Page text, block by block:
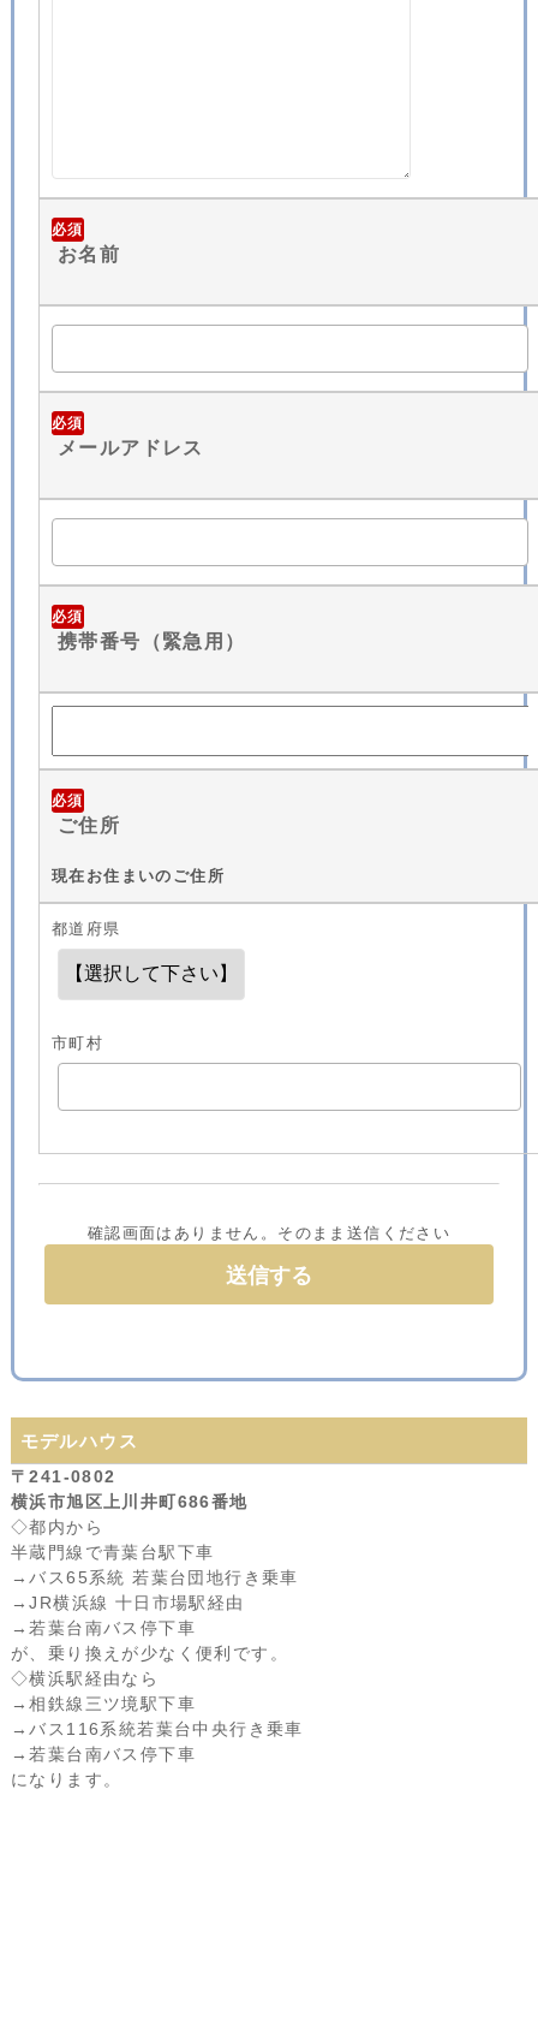
必須
お名前
必須
メールアドレス
必須
携帯番号（緊急用）
必須
ご住所
現在お住まいのご住所
都道府県
市町村
確認画面はありません。そのまま送信ください
モデルハウス
〒241-0802
横浜市旭区上川井町686番地
◇都内から
半蔵門線で青葉台駅下車
→バス65系統 若葉台団地行き乗車
→JR横浜線 十日市場駅経由
→若葉台南バス停下車
が、乗り換えが少なく便利です。
◇横浜駅経由なら
→相鉄線三ツ境駅下車
→バス116系統若葉台中央行き乗車
→若葉台南バス停下車
になります。